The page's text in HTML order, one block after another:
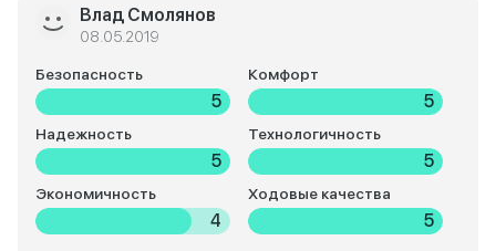
Влад Смолянов
08.05.2019
Безопасность
5
Комфорт
5
Надежность
5
Технологичность
5
Экономичность
4
Ходовые качества
5